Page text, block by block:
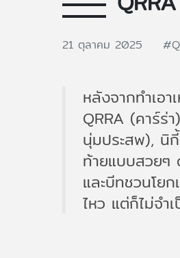
21 ตุลาคม 2025
หลังจากทำเอ
QRRA (คาร์
นุ่มประสพ), นิ
ท้ายแบบสวยๆ
และบีทชวนโย
ไหว แต่ก็ไม่จ